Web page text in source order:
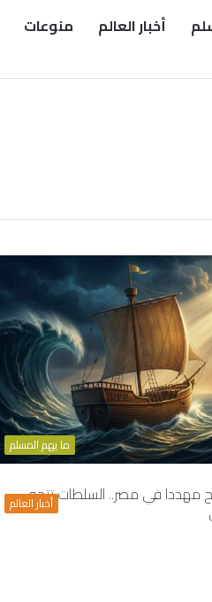
أخبار العالم منوعات
ما يهم المسلم
أخبار العالم